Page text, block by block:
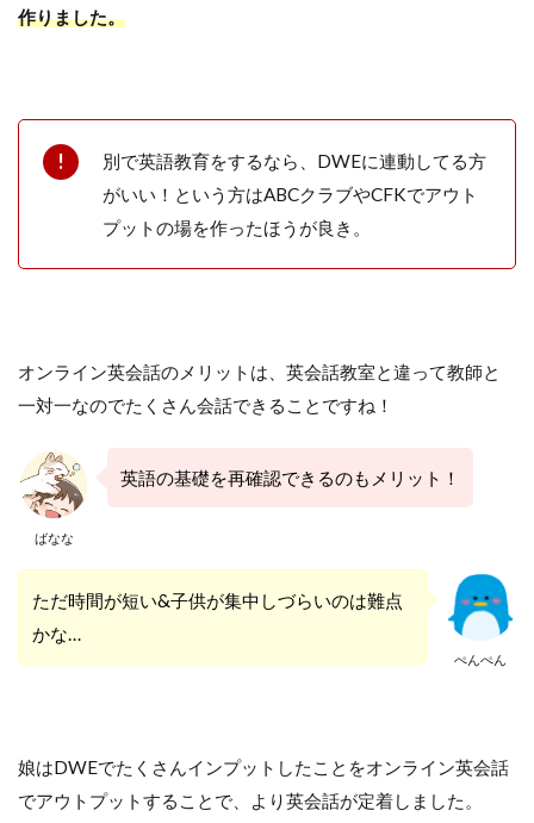
作りました。
別で英語教育をするなら、DWEに連動してる方
がいい！という方はABCクラブやCFKでアウト
プットの場を作ったほうが良き。
オンライン英会話のメリットは、英会話教室と違って教師と
一対一なのでたくさん会話できることですね！
ばなな
英語の基礎を再確認できるのもメリット！
ぺんぺん
ただ時間が短い&子供が集中しづらいのは難点
かな…
娘はDWEでたくさんインプットしたことをオンライン英会話
でアウトプットすることで、より英会話が定着しました。